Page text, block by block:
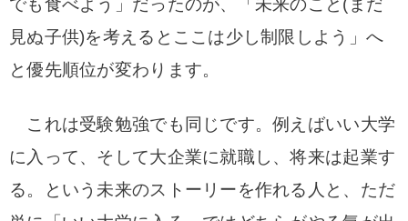
でも食べよう」だったのが、「未来のこと(まだ
見ぬ子供)を考えるとここは少し制限しよう」へ
と優先順位が変わります。
これは受験勉強でも同じです。例えばいい大学
に入って、そして大企業に就職し、将来は起業す
る。という未来のストーリーを作れる人と、ただ